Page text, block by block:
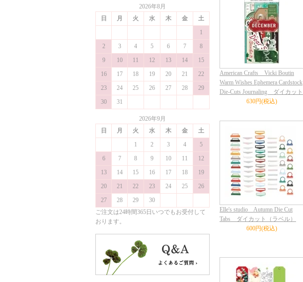
2026年8月
日
月 火 水 木 金
土
1
2
3 4 5 6 7
8
9
10 11 12 13 14
15
16
17 18 19 20 21
22
23
24 25 26 27 28
29
30
31
2026年9月
日
月 火 水 木 金
土
1
2 3 4
5
6
7 8 9 10 11
12
13
14 15 16 17 18
19
20
21 22 23 24 25
26
27
28 29
30
ご注文は24時間365日いつでもお受付して
おります。
American Crafts Vicki Boutin
Warm Wishes Ephemera Cardstock
Die-Cuts Journaling ダイカット
630円(税込)
Elle's studio Autumn Die Cut
Tabs ダイカット（ラベル）
600円(税込)